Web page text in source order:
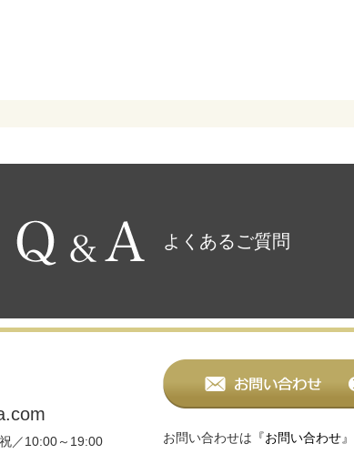
よくあるご質問
／10:00～19:00 お問い合わせは 『お問い合わせ』